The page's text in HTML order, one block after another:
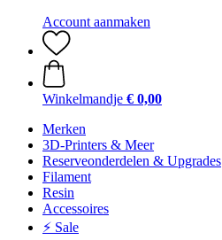
Account aanmaken
Winkelmandje € 0,00
Merken
3D-Printers & Meer
Reserveonderdelen & Upgrades
Filament
Resin
Accessoires
⚡ Sale